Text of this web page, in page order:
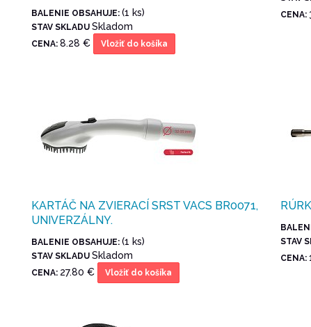
BALENIE OBSAHUJE: (1 ks)
STAV SKLADU Skladom
CENA: 8.28 € Vložiť do košíka
CENA:
KARTÁČ NA ZVIERACÍ SRST VACS BR0071,
UNIVERZÁLNY.
BALENIE OBSAHUJE: (1 ks)
STAV SKLADU Skladom
CENA: 27.80 € Vložiť do košíka
STAV
CENA: